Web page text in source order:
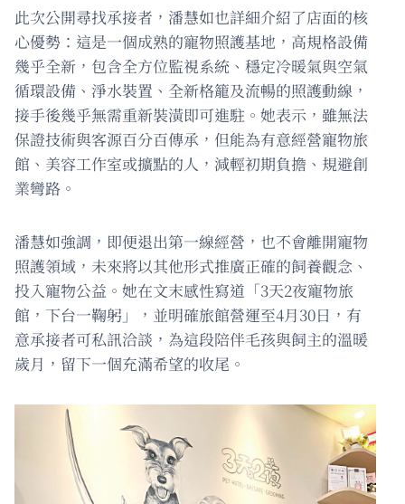
此次公開尋找承接者，潘慧如也詳細介紹了店面的核
心優勢：這是一個成熟的寵物照護基地，高規格設備
幾乎全新，包含全方位監視系統、穩定冷暖氣與空氣
循環設備、淨水裝置、全新格籠及流暢的照護動線，
接手後幾乎無需重新裝潢即可進駐。她表示，雖無法
保證技術與客源百分百傳承，但能為有意經營寵物旅
館、美容工作室或擴點的人，減輕初期負擔、規避創
業彎路。
潘慧如強調，即便退出第一線經營，也不會離開寵物
照護領域，未來將以其他形式推廣正確的飼養觀念、
投入寵物公益。她在文末感性寫道「3天2夜寵物旅
館，下台一鞠躬」，並明確旅館營運至4月30日，有
意承接者可私訊洽談，為這段陪伴毛孩與飼主的溫暖
歲月，留下一個充滿希望的收尾。